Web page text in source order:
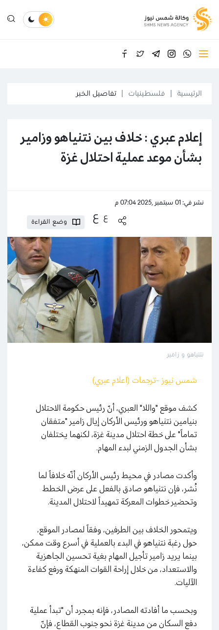
الرئيسية فلسطينيات تفاصيل الخبر
إعلام عبري : خلاف بين نتنياهو وزامير
بشأن موعد عملية احتلال غزة
نشر في: 01 سبتمبر ,2025 07:04 م
ع ع
وضع القراءة
نتنياهو و زامير
شمس نيوز -ترجمات (اعلام عبري)
كشف موقع "واللا" العبري، أنّ رئيس حكومة الاحتلال
بنيامين نتنياهو ورئيس الأركان إيال زامير "متفقان
تماماً" على خطة احتلال مدينة غزة، لكنهما يختلفان
بشأن الجدول الزمني لبدء المهام.
وأكدت مصادر في محيط رئيس الأركان أنّه خلافاً لما
نُشر، فإن نتنياهو صادق بالفعل على عرض الخطط
وتحضير خطوات المعركة تمهيداً لاحتلال المدينة.
ويتمحور الخلاف بين الطرفين، وفقاً لمصادر الموقع،
حول رغبة نتنياهو في البدء بالعملية في أسرع وقت ممكن،
بينما يريد زامير تأجيل المهام بغية تحسين الجاهزية
والاستعداد، من خلال إراحة القوات المنهكة ورفع كفاءة
الآليات.
وبحسب ما أفادته المصادر، فإنه بمجرد أن "تبدأ عملية
دفع السكان من مدينة غزة نحو جنوب القطاع، فإنّ